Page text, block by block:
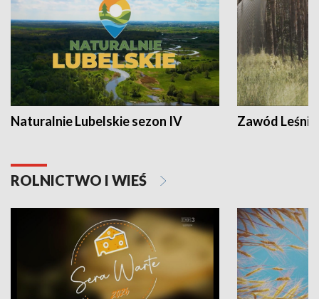
Naturalnie Lubelskie sezon IV Zawód Leśnik
ROLNICTWO I WIEŚ